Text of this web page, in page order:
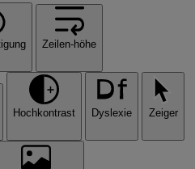
Zeilen-höhe
Hochkontrast Dyslexie Zeiger